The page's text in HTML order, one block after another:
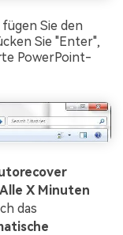
Sie den
Sie "Enter",
PowerPoint-
Alle X Minuten
das